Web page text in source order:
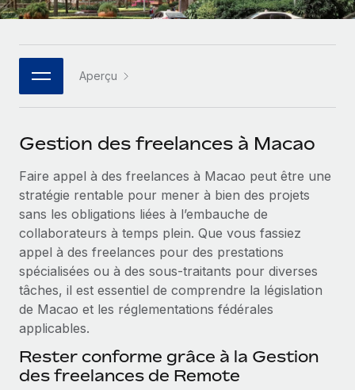
Plateforme
Connecter
Nouveau
Connectez n'importe quel outil d’IA à Remote grâce à
notre MCP
Intégrations
SERVICES
Demandez aux experts
Recevez des conseils d’experts sur les RH à
l’international et la conformité
Contrôles d’antécédents
Simplifiez vos processus de présélection des
candidats
mesure
Entreprise
Les RH à l’international pour les grandes entreprises
Partenaires stratégiques de la tech
Devenir partenaire
Explorez avec nous vos opportunités de partenariat
Remote Build
Bientôt disponible
Conseil en intégrations et automatisations assistées par
ÉTUDES DE CAS
Checklists et modèles
Descriptions de postes
Salle de presse
Données sur les salaires et les talents
Centre de ressources
Obtenir de l’aide
Voir toutes les ressources
BLOG
Português (Portugal)
日本語
한국어
Aperçu
Gestion des freelances à Macao
Faire appel à des freelances à Macao peut être une
stratégie rentable pour mener à bien des projets
sans les obligations liées à l’embauche de
collaborateurs à temps plein. Que vous fassiez
appel à des freelances pour des prestations
spécialisées ou à des sous-traitants pour diverses
tâches, il est essentiel de comprendre la législation
de Macao et les réglementations fédérales
applicables.
Rester conforme grâce à la Gestion
des freelances de Remote